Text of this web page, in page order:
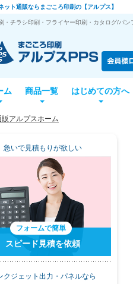
ット通販ならまごころ印刷の【アルプス】
・チラシ印刷・フライヤー印刷・カタログ/パ
ム 商品一覧 はじめての方へ
販アルプスホーム
急いで見積もりが欲しい
フォームで簡単
スピード見積を依頼
クジェット出力・パネルなら